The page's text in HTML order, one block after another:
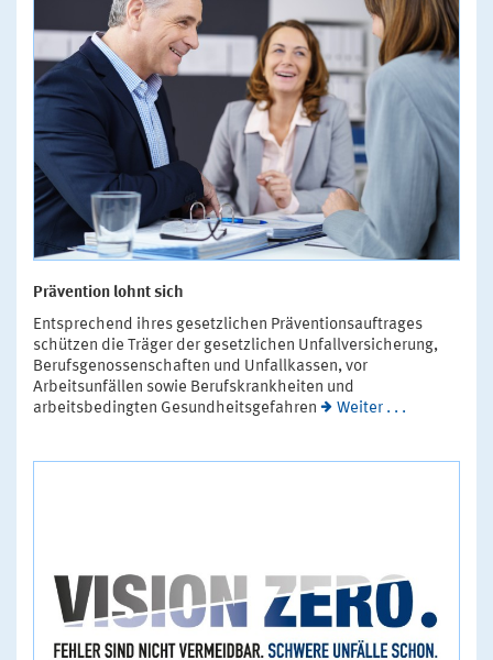
Prävention lohnt sich
Entsprechend ihres gesetzlichen Präventionsauftrages
schützen die Träger der gesetzlichen Unfallversicherung,
Berufsgenossenschaften und Unfallkassen, vor
Arbeitsunfällen sowie Berufskrankheiten und
arbeitsbedingten Gesundheitsgefahren
Weiter . . .